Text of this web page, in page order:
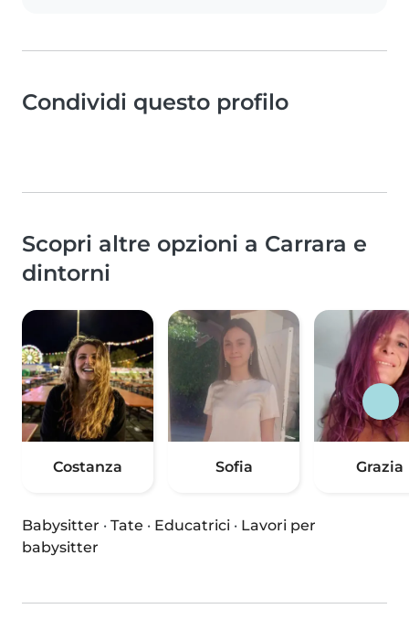
Condividi questo profilo
Scopri altre opzioni a Carrara e
dintorni
Costanza Sofia Grazia
Babysitter · Tate · Educatrici · Lavori per
babysitter